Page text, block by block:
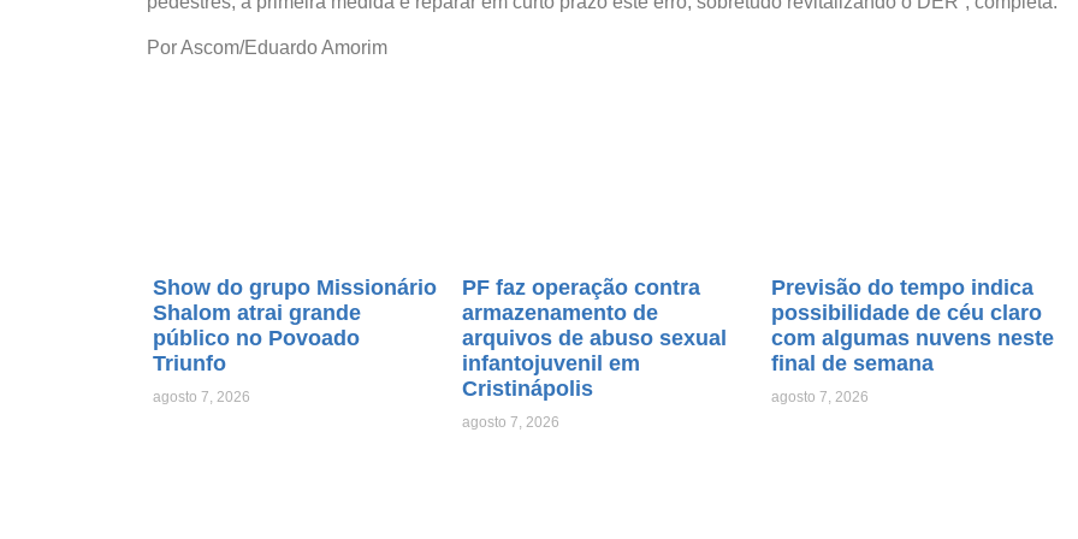
Por Ascom/Eduardo Amorim
Show do grupo Missionário
Shalom atrai grande
público no Povoado
Triunfo
agosto 7, 2026
PF faz operação contra
armazenamento de
arquivos de abuso sexual
infantojuvenil em
Cristinápolis
agosto 7, 2026
Previsão do tempo indica
possibilidade de céu claro
com algumas nuvens neste
final de semana
agosto 7, 2026